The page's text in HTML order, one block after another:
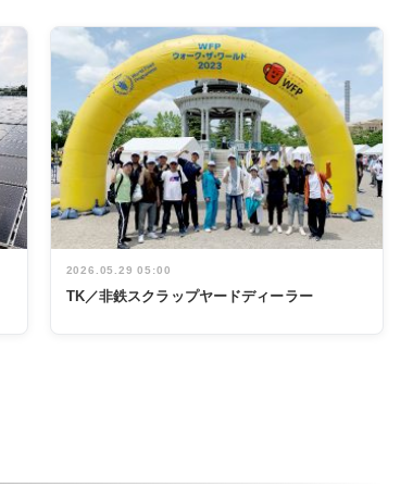
2026.05.29 05:00
TK／非鉄スクラップヤードディーラー